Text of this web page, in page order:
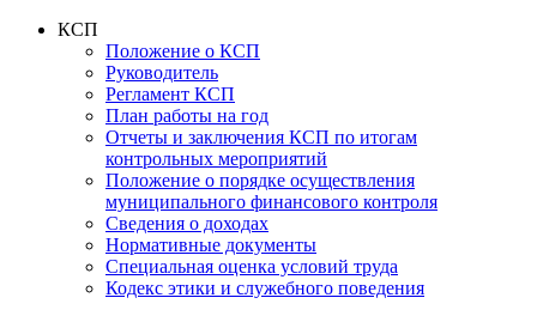
КСП
Положение о КСП
Руководитель
Регламент КСП
План работы на год
Отчеты и заключения КСП по итогам
контрольных мероприятий
Положение о порядке осуществления
муниципального финансового контроля
Сведения о доходах
Нормативные документы
Специальная оценка условий труда
Кодекс этики и служебного поведения